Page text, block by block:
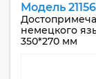
Модель 21156
немецкого
350*270 мм